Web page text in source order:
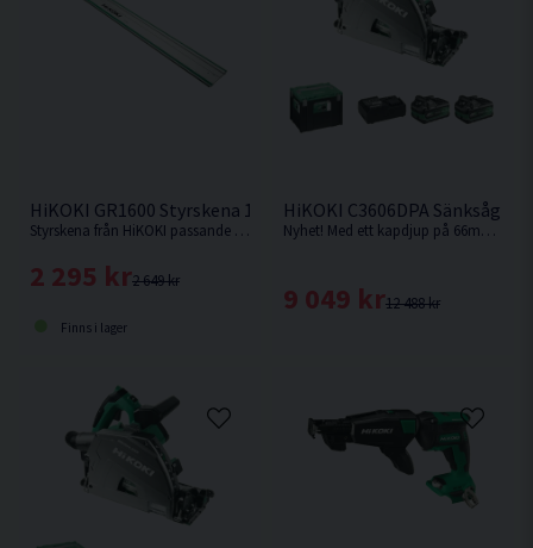
HiKOKI GR1600 Styrskena 1600mm
Styrskena från HiKOKI passande cirkelsågarna C1806DUM & C3606DUM. Samt sänksågen C3606DPA.
2 649 kr
2 295 kr
Finns i lager
HiKOKI C3606DPA Sänksåg
Nyhet! Med ett kapdjup på 66mm med skena vid 90° är denna sänksåg från HiKOKI Powertools väl värd en plats i maskinparken.
12 488 kr
9 049 kr